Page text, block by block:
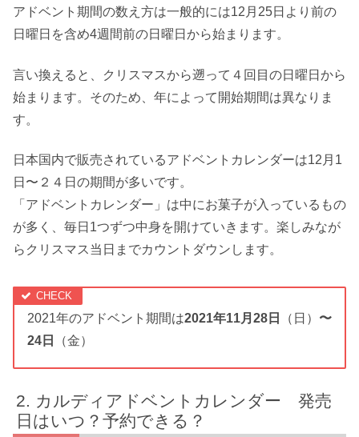
アドベント期間の数え方は一般的には12月25日より前の
日曜日を含め4週間前の日曜日から始まります。
言い換えると、クリスマスから遡って４回目の日曜日から
始まります。そのため、年によって開始期間は異なりま
す。
日本国内で販売されているアドベントカレンダーは12月1
日〜２４日の期間が多いです。
「アドベントカレンダー」は中にお菓子が入っているもの
が多く、毎日1つずつ中身を開けていきます。楽しみなが
らクリスマス当日までカウントダウンします。
2021年のアドベント期間は2021年11月28日 （日） 〜
24日
（金）
カルディアドベントカレンダー 発売
日はいつ？予約できる？